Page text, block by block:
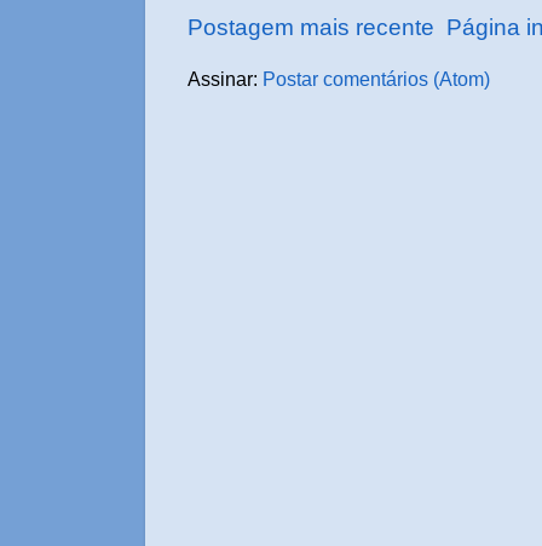
Postagem mais recente Página
Assinar: Postar comentários (Atom)